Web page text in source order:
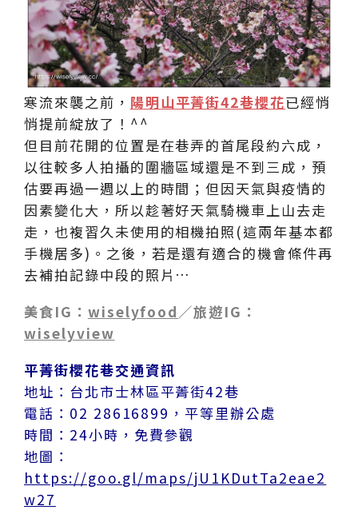
寒流來襲之前， 陽明山平菁街42巷櫻花已經悄
悄提前綻放了！^^
但目前花開的位置是在巷弄的首尾段約六成，
以往較多人拍攝的圍牆區域還是不到三成，預
估要再過一週以上的時間；但因天氣與疫情的
因素變化大，所以趁著好天氣騎機車上山去走
走，也複習久未使用的相機拍照(這兩年基本都
手機居多)。之後，若是還有適合的機會條件再
去補拍記錄中段的照片…
美食IG： wiselyfood ／旅遊IG：
wiselyview
平菁街櫻花巷交通資訊
地址：台北市士林區平菁街42巷
電話：02 28616899，平等里辦公處
時間：24小時，免費參觀
地圖：
https://goo.gl/maps/jU1KDutTa2eae2
w27